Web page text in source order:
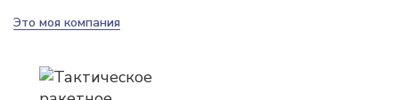
Это моя компания